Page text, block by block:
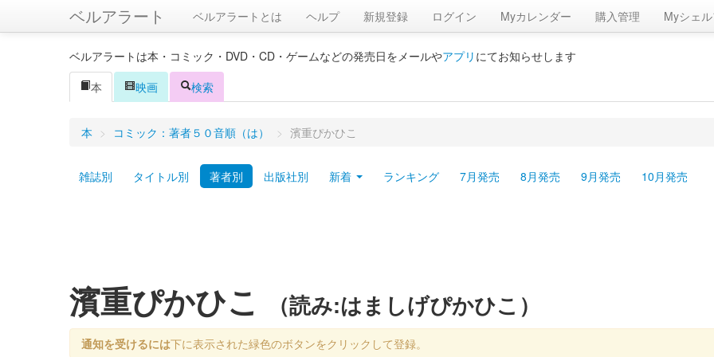
ベルアラート ベルアラートとは ヘルプ 新規登録 ログイン Myカレンダー 購入管理 Myシェル
ベルアラートは本・コミック・DVD・CD・ゲームなどの発売日をメールやアプリ にてお知らせします
本
映画 検索
本 > コミック：著者５０音順（は） > 濱重ぴかひこ
雑誌別 タイトル別 著者別 出版社別 新着 ランキング 7月発売 8月発売 9月発売 10月発売
濱重ぴかひこ （読み:はましげぴかひこ）
通知を受けるには下に表示された緑色のボタンをクリックして登録。